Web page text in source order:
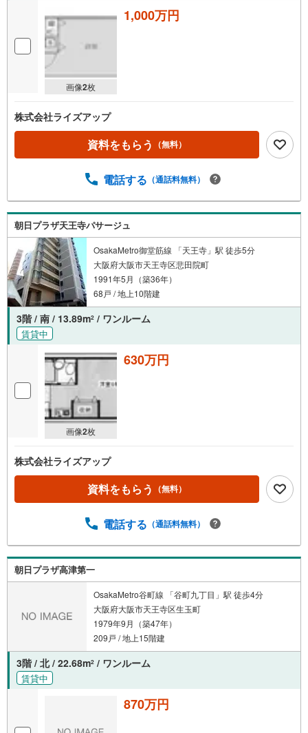
画像2枚
1,000万円
株式会社ライズアップ
資料をもらう （無料）
電話する （通話料無料）
朝日プラザ天王寺パサージュ
OsakaMetro御堂筋線 「天王寺」駅 徒歩5分
大阪府大阪市天王寺区悲田院町
1991年5月（築36年）
68戸 / 地上10階建
3階 / 南 / 13.89m2 / ワンルーム
賃貸中
画像2枚
630万円
株式会社ライズアップ
資料をもらう （無料）
電話する （通話料無料）
朝日プラザ高津第一
OsakaMetro谷町線 「谷町九丁目」駅 徒歩4分
大阪府大阪市天王寺区生玉町
1979年9月（築47年）
209戸 / 地上15階建
3階 / 北 / 22.68m2 / ワンルーム
賃貸中
870万円